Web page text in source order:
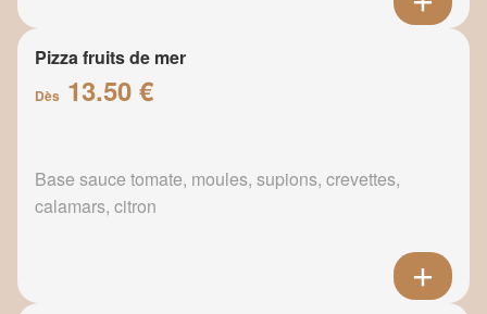
Pizza fruits de mer
Dès 13.50 €
Base sauce tomate, moules, supions, crevettes,
calamars, citron